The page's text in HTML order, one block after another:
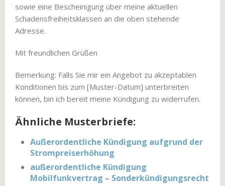
sowie eine Bescheinigung über meine aktuellen
Schadensfreiheitsklassen an die oben stehende
Adresse.
Mit freundlichen Grüßen
Bemerkung: Falls Sie mir ein Angebot zu akzeptablen
Konditionen bis zum [Muster-Datum] unterbreiten
können, bin ich bereit meine Kündigung zu widerrufen.
Ähnliche Musterbriefe:
Außerordentliche Kündigung aufgrund der
Strompreiserhöhung
außerordentliche Kündigung
Mobilfunkvertrag – Sonderkündigungsrecht